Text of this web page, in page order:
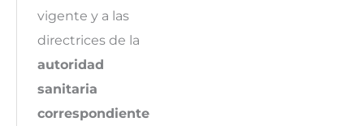
vigente y a las
directrices de la
autoridad
sanitaria
correspondiente